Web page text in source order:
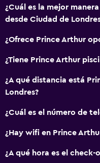
¿Cuál es la mejor
desde Ciudad de
¿Ofrece Prince Arthur
¿Tiene Prince Arthur
¿A qué distancia está
Londres?
¿Cuál es el número de
¿Hay wifi en Prince
¿A qué hora es el